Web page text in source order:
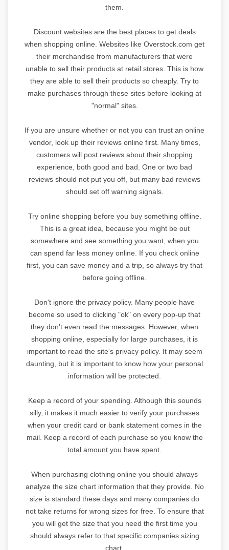
them.
Discount websites are the best places to get deals
when shopping online. Websites like Overstock.com get
their merchandise from manufacturers that were
unable to sell their products at retail stores. This is how
they are able to sell their products so cheaply. Try to
make purchases through these sites before looking at
"normal" sites.
If you are unsure whether or not you can trust an online
vendor, look up their reviews online first. Many times,
customers will post reviews about their shopping
experience, both good and bad. One or two bad
reviews should not put you off, but many bad reviews
should set off warning signals.
Try online shopping before you buy something offline.
This is a great idea, because you might be out
somewhere and see something you want, when you
can spend far less money online. If you check online
first, you can save money and a trip, so always try that
before going offline.
Don't ignore the privacy policy. Many people have
become so used to clicking "ok" on every pop-up that
they don't even read the messages. However, when
shopping online, especially for large purchases, it is
important to read the site's privacy policy. It may seem
daunting, but it is important to know how your personal
information will be protected.
Keep a record of your spending. Although this sounds
silly, it makes it much easier to verify your purchases
when your credit card or bank statement comes in the
mail. Keep a record of each purchase so you know the
total amount you have spent.
When purchasing clothing online you should always
analyze the size chart information that they provide. No
size is standard these days and many companies do
not take returns for wrong sizes for free. To ensure that
you will get the size that you need the first time you
should always refer to that specific companies sizing
chart.